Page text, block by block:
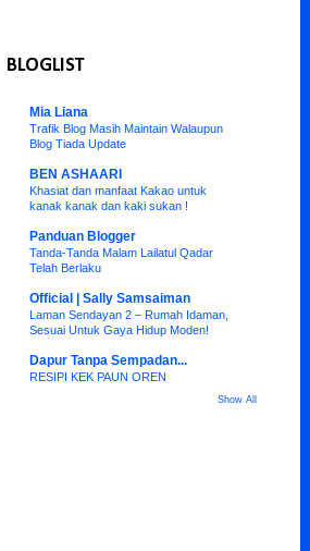
BLOGLIST
Mia Liana
Trafik Blog Masih Maintain Walaupun
Blog Tiada Update
BEN ASHAARI
Khasiat dan manfaat Kakao untuk
kanak kanak dan kaki sukan !
Panduan Blogger
Tanda-Tanda Malam Lailatul Qadar
Telah Berlaku
Official | Sally Samsaiman
Laman Sendayan 2 – Rumah Idaman,
Sesuai Untuk Gaya Hidup Moden!
Dapur Tanpa Sempadan...
RESIPI KEK PAUN OREN
Show All